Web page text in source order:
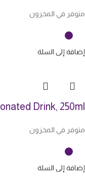
متوفر في المخزون
إضافة إلى السلة
Drink, 250ml
متوفر في المخزون
إضافة إلى السلة